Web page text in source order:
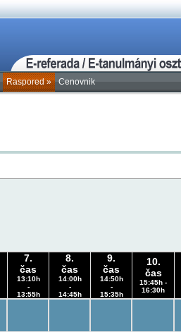
Raspored» Cenovnik
7.
čas
13:10h
-
13:55h
8.
čas
14:00h
-
14:45h
9.
čas
14:50h
-
15:35h
10.
čas
15:45h -
16:30h